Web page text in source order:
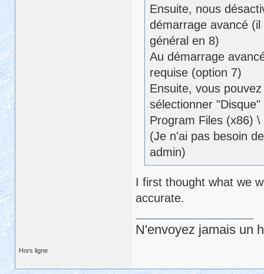
Ensuite, nous
démarrage avancé
général en 8)
Au démarrage
requise (option 7)
Ensuite, vous
sélectionner
Program Files (x86)
(Je n'ai pas besoin
admin)
I first thought what we
accurate.
N'envoyez jamais un
Hors ligne